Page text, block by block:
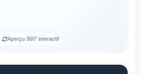
Aperçu 360° interactif